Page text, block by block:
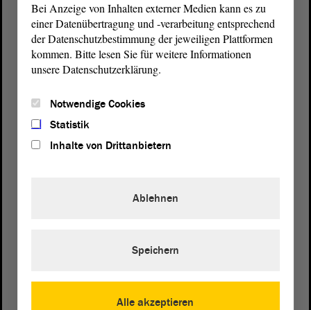
von Sachsen-Anhalt
Bei Anzeige von Inhalten externer Medien kann es zu
einer Datenübertragung und -verarbeitung entsprechend
der Datenschutzbestimmung der jeweiligen Plattformen
kommen. Bitte lesen Sie für weitere Informationen
unsere Datenschutzerklärung.
Notwendige Cookies
Statistik
Inhalte von Drittanbietern
Alle akzeptieren
Ablehnen
Speichern